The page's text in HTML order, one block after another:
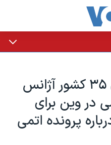
نشست امروز شورای ۳۵ کشور آژانس
در وين برای
پرونده اتمی